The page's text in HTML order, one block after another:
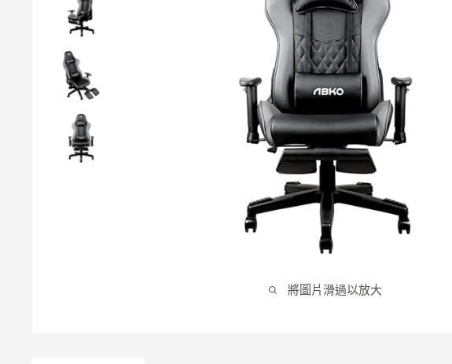
將圖片滑過以放大